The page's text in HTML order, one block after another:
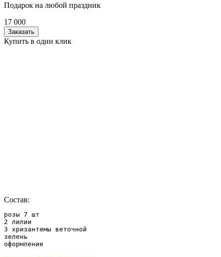
Подарок на любой праздник
17 000
Заказать
Купить в один клик
Состав:
розы 7 шт
2 лилии
3 хризантемы веточной
зелень
оформление